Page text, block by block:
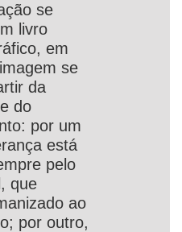
se
livro
em
se
da
do
por um
está
pelo
que
ao
por outro,